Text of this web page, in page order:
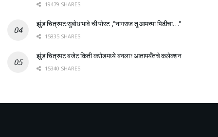
19479 SHARES
झुंड चित्रपट:सुबोध भावे ची पोस्ट ,”नागराज तू आमच्या पिढीचा…”
15835 SHARES
झुंड चित्रपट बजेट:किती करोडमध्ये बनला? आतापर्यँतचे कलेक्शन
15340 SHARES